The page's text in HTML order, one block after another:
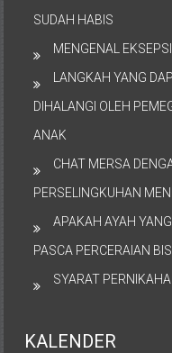
SUDAH HABIS
MENGENAL
LANGKAH YANG
DIHALANGI OLEH
ANAK
CHAT MERSA
PERSELINGKUHAN
APAKAH AYAH
PASCA PERCERAIAN
SYARAT
KALENDER